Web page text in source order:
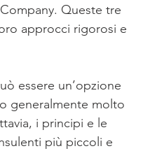
Queste tre
approcci rigorosi e
essere un’opzione
generalmente molto
i principi e le
più piccoli e